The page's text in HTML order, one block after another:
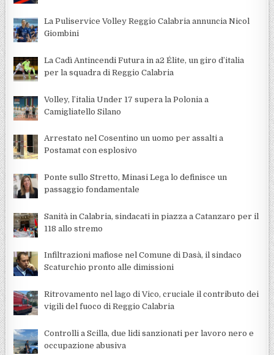
La Puliservice Volley Reggio Calabria annuncia Nicol
Giombini
La Cadì Antincendi Futura in a2 Élite, un giro d’italia
per la squadra di Reggio Calabria
Volley, l’italia Under 17 supera la Polonia a
Camigliatello Silano
Arrestato nel Cosentino un uomo per assalti a
Postamat con esplosivo
Ponte sullo Stretto, Minasi Lega lo definisce un
passaggio fondamentale
Sanità in Calabria, sindacati in piazza a Catanzaro per il
118 allo stremo
Infiltrazioni mafiose nel Comune di Dasà, il sindaco
Scaturchio pronto alle dimissioni
Ritrovamento nel lago di Vico, cruciale il contributo dei
vigili del fuoco di Reggio Calabria
Controlli a Scilla, due lidi sanzionati per lavoro nero e
occupazione abusiva